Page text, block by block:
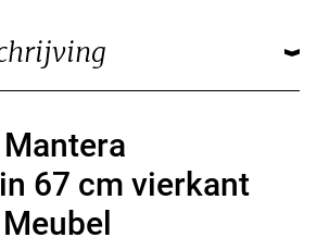
67 cm vierkant